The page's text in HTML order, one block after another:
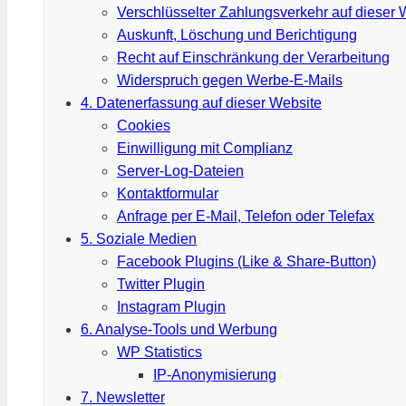
Verschlüsselter Zahlungsverkehr auf dieser
Auskunft, Löschung und Berichtigung
Recht auf Einschränkung der Verarbeitung
Widerspruch gegen Werbe-E-Mails
4. Datenerfassung auf dieser Website
Cookies
Einwilligung mit Complianz
Server-Log-Dateien
Kontaktformular
Anfrage per E-Mail, Telefon oder Telefax
5. Soziale Medien
Facebook Plugins (Like & Share-Button)
Twitter Plugin
Instagram Plugin
6. Analyse-Tools und Werbung
WP Statistics
IP-Anonymisierung
7. Newsletter